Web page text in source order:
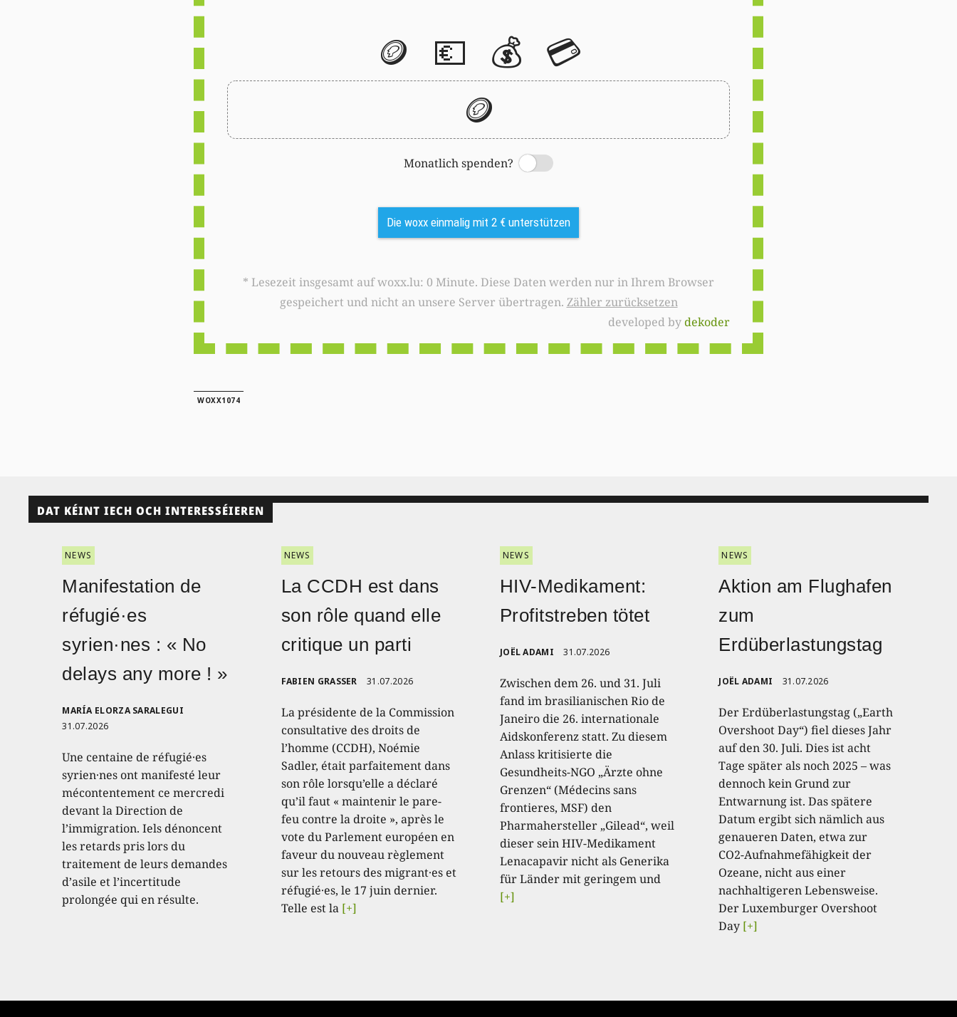
🪙 💶 💰 💳
🪙
Monatlich spenden?
Switch
Die woxx einmalig mit 2 € unterstützen
* Lesezeit insgesamt auf woxx.lu: 0 Minute. Diese Daten werden nur in Ihrem Browser
gespeichert und nicht an unsere Server übertragen. Zähler zurücksetzen
developed bydekoder
WOXX1074
DAT KÉINT IECH OCH INTERESSÉIEREN
NEWS
Manifestation de
réfugié·es
syrien·nes : « No
delays any more ! »
MARÍA ELORZA SARALEGUI
31.07.2026
Une centaine de réfugié·es
syrien·nes ont manifesté leur
mécontentement ce mercredi
devant la Direction de
l’immigration. Iels dénoncent
les retards pris lors du
traitement de leurs demandes
d’asile et l’incertitude
prolongée qui en résulte.
NEWS
La CCDH est dans
son rôle quand elle
critique un parti
FABIEN GRASSER 31.07.2026
La présidente de la Commission
consultative des droits de
l’homme (CCDH), Noémie
Sadler, était parfaitement dans
son rôle lorsqu’elle a déclaré
qu’il faut « maintenir le pare-
feu contre la droite », après le
vote du Parlement européen en
faveur du nouveau règlement
sur les retours des migrant·es et
réfugié·es, le 17 juin dernier.
Telle est la [+]
NEWS
HIV-Medikament:
Profitstreben tötet
JOËL ADAMI 31.07.2026
Zwischen dem 26. und 31. Juli
fand im brasilianischen Rio de
Janeiro die 26. internationale
Aidskonferenz statt. Zu diesem
Anlass kritisierte die
Gesundheits-NGO „Ärzte ohne
Grenzen“ (Médecins sans
frontieres, MSF) den
Pharmahersteller „Gilead“, weil
dieser sein HIV-Medikament
Lenacapavir nicht als Generika
für Länder mit geringem und
[+]
NEWS
Aktion am Flughafen
zum
Erdüberlastungstag
JOËL ADAMI 31.07.2026
Der Erdüberlastungstag („Earth
Overshoot Day“) fiel dieses Jahr
auf den 30. Juli. Dies ist acht
Tage später als noch 2025 – was
dennoch kein Grund zur
Entwarnung ist. Das spätere
Datum ergibt sich nämlich aus
genaueren Daten, etwa zur
CO2-Aufnahmefähigkeit der
Ozeane, nicht aus einer
nachhaltigeren Lebensweise.
Der Luxemburger Overshoot
Day [+]